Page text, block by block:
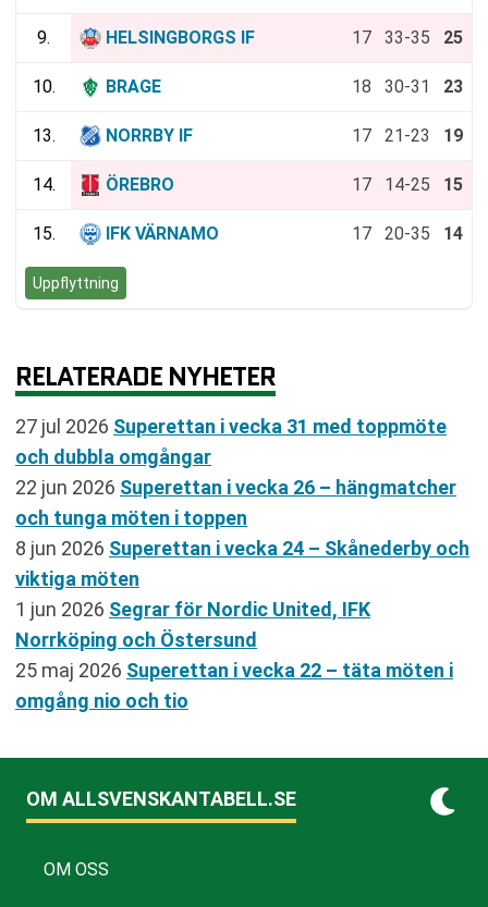
9. HELSINGBORGS IF 17 33-35 25
10. BRAGE 18 30-31 23
13. NORRBY IF 17 21-23 19
14. ÖREBRO 17 14-25 15
15. IFK VÄRNAMO 17 20-35 14
Uppflyttning
RELATERADE NYHETER
27 jul 2026 Superettan i vecka 31 med toppmöte
och dubbla omgångar
22 jun 2026 Superettan i vecka 26 – hängmatcher
och tunga möten i toppen
8 jun 2026 Superettan i vecka 24 – Skånederby och
viktiga möten
1 jun 2026 Segrar för Nordic United, IFK
Norrköping och Östersund
25 maj 2026 Superettan i vecka 22 – täta möten i
omgång nio och tio
OM ALLSVENSKANTABELL.SE
OM OSS